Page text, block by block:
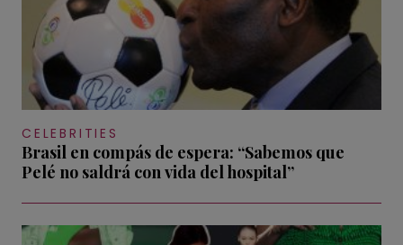
CELEBRITIES
Brasil en compás de espera: “Sabemos que
Pelé no saldrá con vida del hospital”